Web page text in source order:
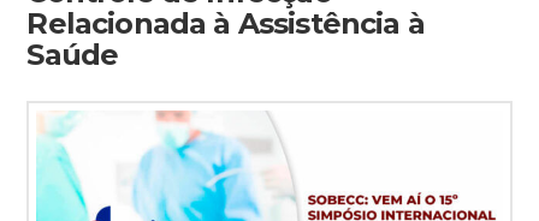
Relacionada à Assistência à
Saúde